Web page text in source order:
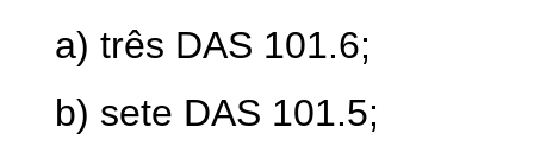
a) três DAS 101.6;
b) sete DAS 101.5;